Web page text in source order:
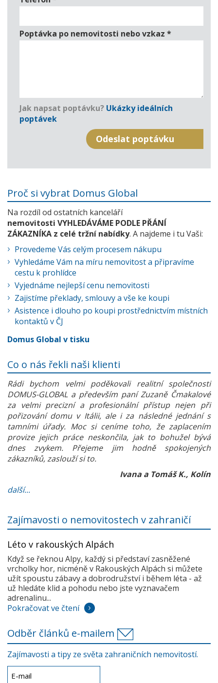
Poptávka po nemovitosti nebo vzkaz *
Jak napsat poptávku? Ukázky ideálních
poptávek
Proč si vybrat Domus Global
Na rozdíl od ostatních kanceláří
nemovitosti VYHLEDÁVÁME PODLE PŘÁNÍ
ZÁKAZNÍKA z celé tržní nabídky. A najdeme i tu Vaši:
Provedeme Vás celým procesem nákupu
Vyhledáme Vám na míru nemovitost a připravíme
cestu k prohlídce
Vyjednáme nejlepší cenu nemovitosti
Zajistíme překlady, smlouvy a vše ke koupi
Asistence i dlouho po koupi prostřednictvím místních
kontaktů v ČJ
Domus Global v tisku
Co o nás řekli naši klienti
Rádi bychom velmi poděkovali realitní společnosti
DOMUS-GLOBAL a především paní Zuzaně Čmakalové
za velmi precizní a profesionální přístup nejen při
pořizování domu v Itálii, ale i za následné jednání s
tamními úřady. Moc si ceníme toho, že zaplacením
provize jejich práce neskončila, jak to bohužel bývá
dnes zvykem. Přejeme jim hodně spokojených
zákazníků, zaslouží si to.
Ivana a Tomáš K., Kolín
další...
Zajímavosti o nemovitostech v zahraničí
Léto v rakouských Alpách
Když se řeknou Alpy, každý si představí zasněžené
vrcholky hor, nicméně v Rakouských Alpách si můžete
užít spoustu zábavy a dobrodružství i během léta - až
už hledáte klid a pohodu nebo jste vyznavačem
adrenalinu...
Pokračovat ve čtení
Odběr článků e-mailem
Zajímavosti a tipy ze světa zahraničních nemovitostí.